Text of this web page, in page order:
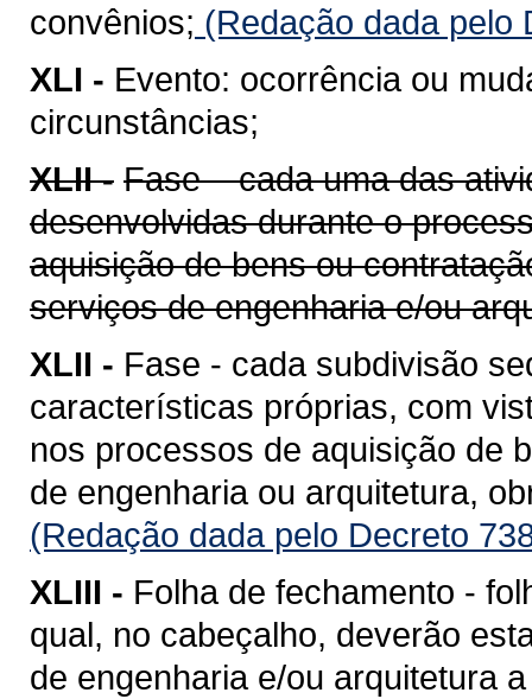
convênios; (Redação dada pelo
XLI - Evento: ocorrência ou
circunstâncias;
XLII - Fase – cada uma das
desenvolvidas durante o
aquisição de bens ou
serviços de engenharia e/ou
XLII - Fase - cada subdivisão
características próprias, com
nos processos de aquisição de
de engenharia ou arquitetura,
(Redação dada pelo Decreto
XLIII - Folha de fechamento -
qual, no cabeçalho, deverão
de engenharia e/ou arquitetura